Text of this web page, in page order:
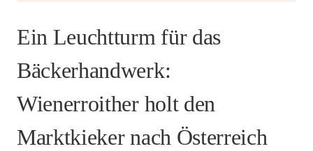
Ein Leuchtturm für das
Bäckerhandwerk:
Wienerroither holt den
Marktkieker nach Österreich